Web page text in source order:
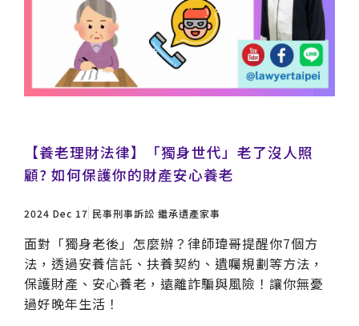
【養老理財法律】「獨身世代」老了沒人照
顧? 如何保護你的財產安心養老
2024 Dec 17 民事刑事訴訟 繼承遺產家事
面對「獨身老後」怎麼辦？律師瑋哥提醒你7個方
法，透過安養信託、扶養契約、遺囑規劃等方法，
保護財產、安心養老，遠離詐騙與風險！讓你無憂
過好晚年生活！